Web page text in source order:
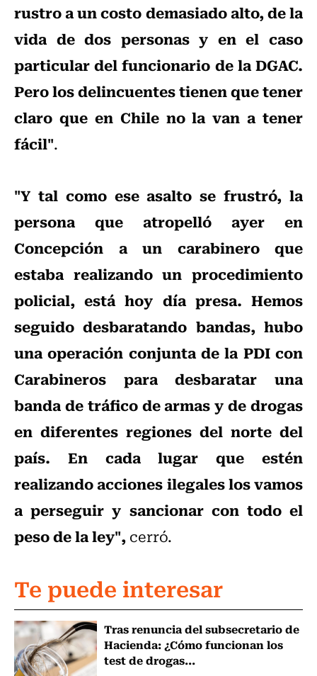
rustro a un costo demasiado alto, de la
vida de dos personas y en el caso
particular del funcionario de la DGAC.
Pero los delincuentes tienen que tener
claro que en Chile no la van a tener
fácil".
"Y tal como ese asalto se frustró, la
persona que atropelló ayer en
Concepción a un carabinero que
estaba realizando un procedimiento
policial, está hoy día presa. Hemos
seguido desbaratando bandas, hubo
una operación conjunta de la PDI con
Carabineros para desbaratar una
banda de tráfico de armas y de drogas
en diferentes regiones del norte del
país. En cada lugar que estén
realizando acciones ilegales los vamos
a perseguir y sancionar con todo el
peso de la ley",cerró.
Te puede interesar
Tras renuncia del subsecretario de
Hacienda: ¿Cómo funcionan los
test de drogas...